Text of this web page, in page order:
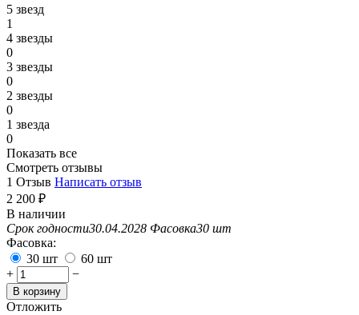
5 звезд
1
4 звезды
0
3 звезды
0
2 звезды
0
1 звезда
0
Показать все
Смотреть отзывы
1 Отзыв Написать отзыв
2 200 ₽
В наличии
Срок годности30.04.2028 Фасовка30 шт
Фасовка:
30 шт
60 шт
+
−
В корзину
Отложить